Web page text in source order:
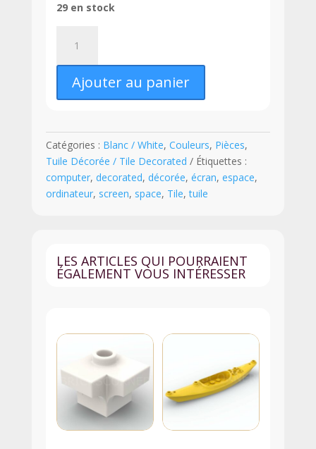
29 en stock
LEGO®
Tuile
Décorée
x
2
Ecran
d'ordinateur
-
Ajouter au panier
Catégories : Blanc / White, Couleurs, Pièces,
Tuile Décorée / Tile Decorated
Étiquettes :
computer, decorated, décorée, écran, espace,
ordinateur, screen, space, Tile,tuile
LES ARTICLES QUI POURRAIENT
ÉGALEMENT VOUS INTÉRESSER